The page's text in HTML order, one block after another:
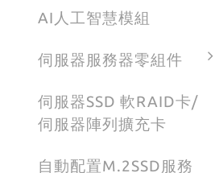
AI人工智慧模組
伺服器服務器零組件
伺服器SSD 軟RAID卡/
伺服器陣列擴充卡
自動配置M.2SSD服務